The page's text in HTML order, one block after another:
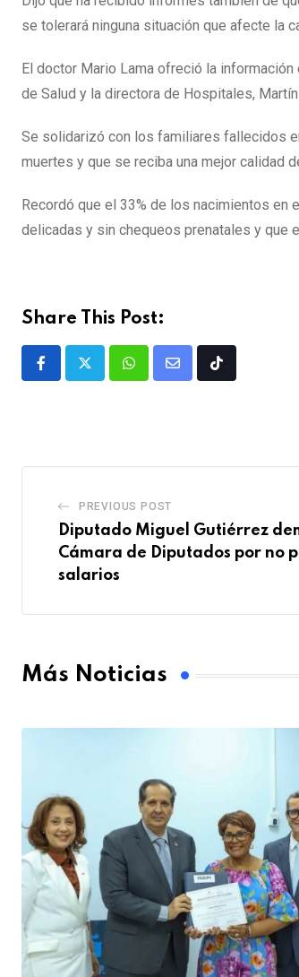
se tolerará ninguna situación que afecte la
El doctor Mario Lama ofreció la
de Salud y la directora de Hospitales,
Se solidarizó con los familiares fallecidos
muertes y que se reciba una mejor calidad
Recordó que el 33% de los nacimientos en
delicadas y sin chequeos prenatales y que
Share This Post:
PREVIOUS POST
Diputado Miguel Gutiérrez
Cámara de Diputados por no
salarios
Más Noticias